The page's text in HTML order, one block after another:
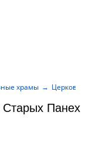
Панех
храмы Церковь